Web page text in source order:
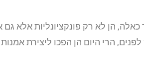
הן לא רק פונקציונליות אלא גם
הרי היום הן הפכו ליצירת